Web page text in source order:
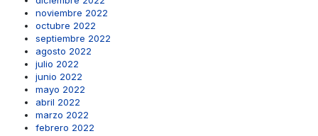
noviembre 2022
octubre 2022
septiembre 2022
agosto 2022
julio 2022
junio 2022
mayo 2022
abril 2022
marzo 2022
febrero 2022